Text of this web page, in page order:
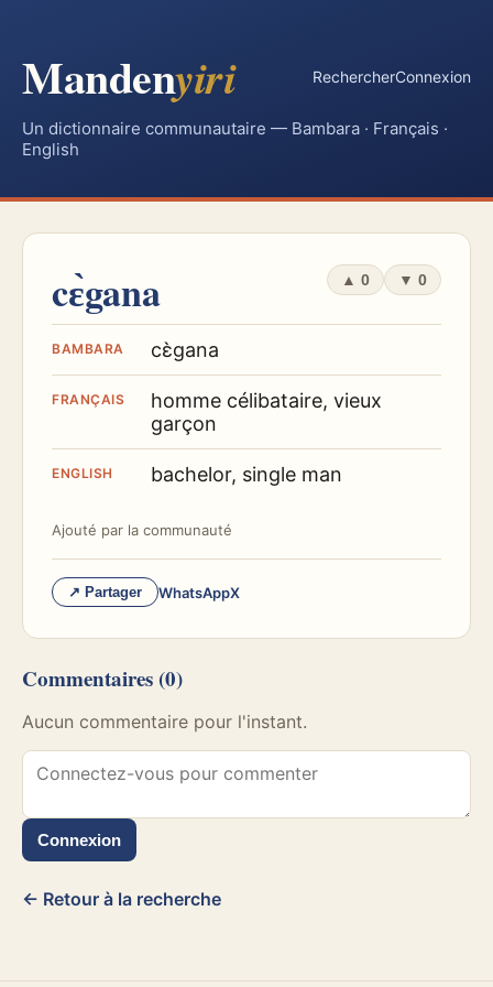
Mandenyiri RechercherConnexion
Un dictionnaire communautaire — Bambara · Français ·
English
cɛ̀gana ▲ 0 ▼ 0
BAMBARA cɛ̀gana
FRANÇAIS
homme célibataire, vieux
garçon
ENGLISH bachelor, single man
Ajouté par la communauté
↗ Partager WhatsAppX
Commentaires (0)
Aucun commentaire pour l'instant.
Connexion
← Retour à la recherche